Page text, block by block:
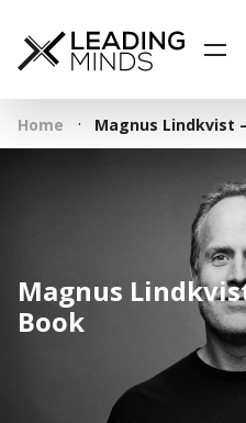
Feed
Wer
Home · Magnus Lindkvist
Magnus
Book